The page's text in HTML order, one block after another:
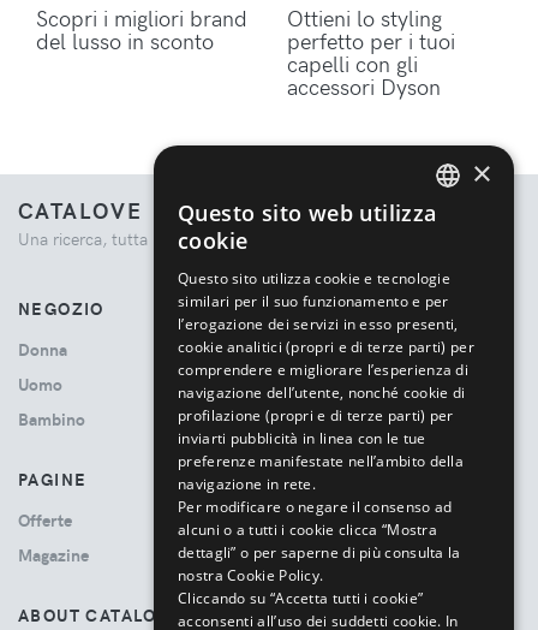
Scopri i migliori brand
del lusso in sconto
Ottieni lo styling
perfetto per i tuoi
capelli con gli
accessori Dyson
CATALOVE
Una ricerca, tutta la moda.
NEGOZIO
Donna
Uomo
Bambino
PAGINE
Offerte
Magazine
ABOUT CATALOVE
×
Questo sito web utilizza
cookie
Questo sito utilizza cookie e tecnologie
similari per il suo funzionamento e per
l’erogazione dei servizi in esso presenti,
cookie analitici (propri e di terze parti) per
comprendere e migliorare l’esperienza di
navigazione dell’utente, nonché cookie di
profilazione (propri e di terze parti) per
inviarti pubblicità in linea con le tue
preferenze manifestate nell’ambito della
navigazione in rete.
Per modificare o negare il consenso ad
alcuni o a tutti i cookie clicca “Mostra
dettagli” o per saperne di più consulta la
nostra Cookie Policy.
Cliccando su “Accetta tutti i cookie”
acconsenti all’uso dei suddetti cookie. In